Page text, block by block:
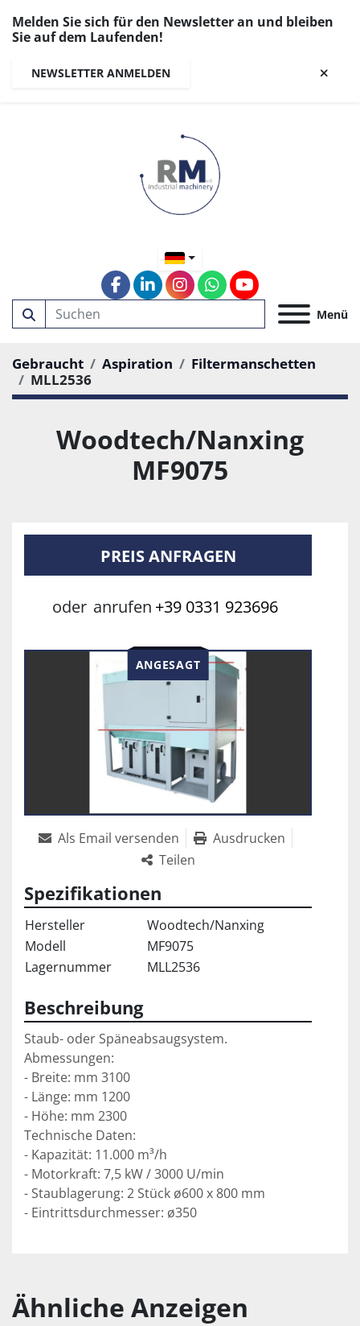
Melden Sie sich für den Newsletter an und bleiben
Sie auf dem Laufenden!
NEWSLETTER ANMELDEN
Menü
facebook
linkedininstagram
whatsapp
youtube
Gebraucht Aspiration
Filtermanschetten
MLL2536
Woodtech/Nanxing
MF9075
PREIS ANFRAGEN
oder anrufen +39 0331 923696
ANGESAGT
Als Email versenden
Ausdrucken
Teilen
Spezifikationen
Hersteller
Woodtech/Nanxing
Modell
MF9075
Lagernummer
MLL2536
Beschreibung
Staub- oder Späneabsaugsystem.
Abmessungen:
- Breite: mm 3100
- Länge: mm 1200
- Höhe: mm 2300
Technische Daten:
- Kapazität: 11.000 m³/h
- Motorkraft: 7,5 kW / 3000 U/min
- Staublagerung: 2 Stück ø600 x 800 mm
- Eintrittsdurchmesser: ø350
Ähnliche Anzeigen